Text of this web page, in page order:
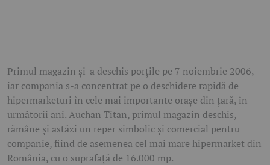
Primul magazin și-a deschis porțile pe 7 noiembrie 2006,
iar compania s-a concentrat pe o deschidere rapidă de
hipermarketuri în cele mai importante orașe din țară, în
următorii ani. Auchan Titan, primul magazin deschis,
rămâne și astăzi un reper simbolic și comercial pentru
companie, fiind de asemenea cel mai mare hipermarket din
România, cu o suprafață de 16.000 mp.